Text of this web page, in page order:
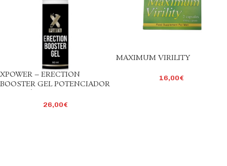
XPOWER – ERECTION
BOOSTER GEL POTENCIADOR
26,00€
MAXIMUM VIRILITY
16,00€